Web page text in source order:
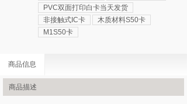
PVC双面打印白卡当天发货
非接触式IC卡
木质材料S50卡
M1S50卡
商品信息
商品描述